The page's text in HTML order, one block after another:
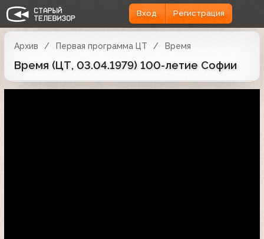
Вход Регистрация
Архив Первая программа ЦТ Время
Время (ЦТ, 03.04.1979) 100-летие Софии